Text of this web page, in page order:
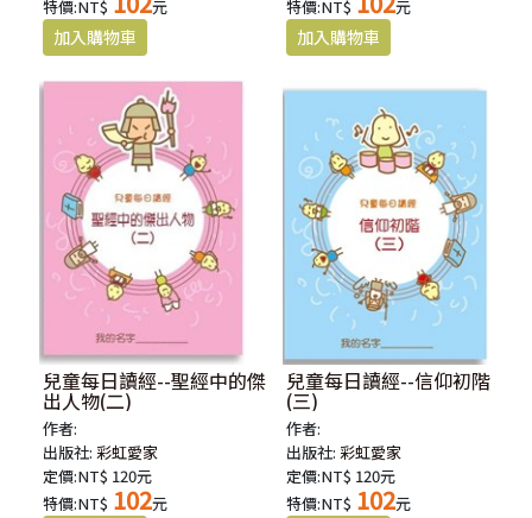
特價:NT$
元
特價:NT$
元
兒童每日讀經--聖經中的傑
出人物(二)
作者:
出版社:彩虹愛家
定價:NT$ 120元
特價:NT$ 102元
兒童每日讀經--信仰初階
(三)
作者:
出版社:彩虹愛家
定價:NT$ 120元
特價:NT$ 102元